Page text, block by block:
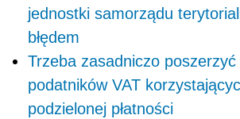
jednostki samorządu
błędem
Trzeba zasadniczo
podatników VAT
podzielonej płatności